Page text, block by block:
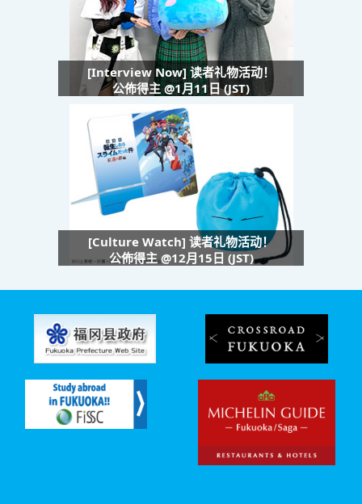
[Interview Now] 读者礼物活动！
公佈得主 @1月11日 (JST)
[Culture Watch] 读者礼物活动！
公佈得主 @12月15日 (JST)